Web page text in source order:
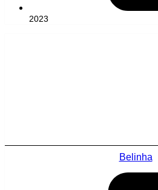
2023
Belinha